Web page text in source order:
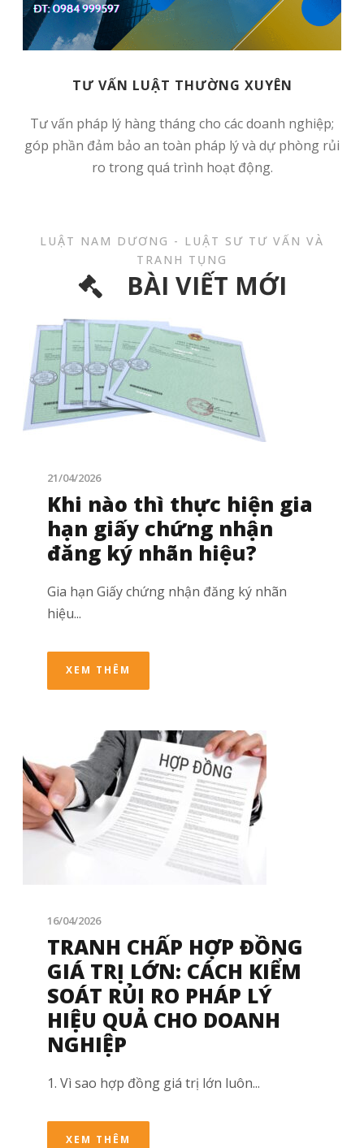
TƯ VẤN LUẬT THƯỜNG XUYÊN
Tư vấn pháp lý hàng tháng cho các doanh nghiệp;
góp phần đảm bảo an toàn pháp lý và dự phòng rủi
ro trong quá trình hoạt động.
LUẬT NAM DƯƠNG - LUẬT SƯ TƯ VẤN VÀ
TRANH TỤNG
BÀI VIẾT MỚI
21/04/2026
Khi nào thì thực hiện gia
hạn giấy chứng nhận
đăng ký nhãn hiệu?
Gia hạn Giấy chứng nhận đăng ký nhãn
hiệu...
XEM THÊM
16/04/2026
TRANH CHẤP HỢP ĐỒNG
GIÁ TRỊ LỚN: CÁCH KIỂM
SOÁT RỦI RO PHÁP LÝ
HIỆU QUẢ CHO DOANH
NGHIỆP
1. Vì sao hợp đồng giá trị lớn luôn...
XEM THÊM